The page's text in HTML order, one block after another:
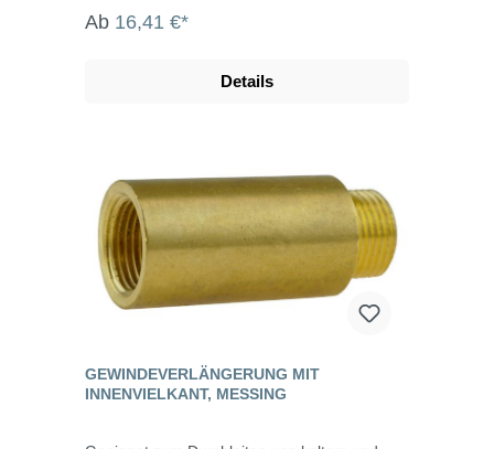
Ab 16,41 €*
Details
GEWINDEVERLÄNGERUNG MIT
INNENVIELKANT, MESSING